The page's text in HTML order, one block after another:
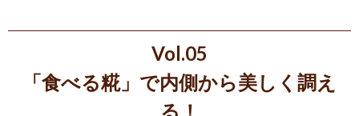
Vol.05
「食べる糀」で内側から美しく調え
る！